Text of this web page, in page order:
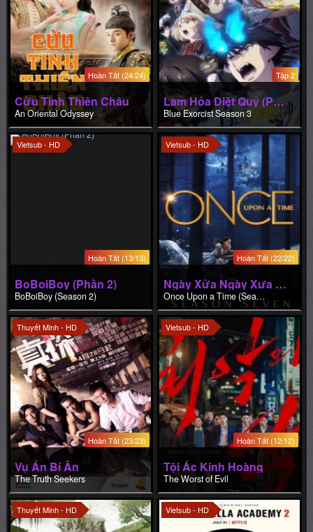
Hoàn Tất (24/24)
Cửu Tinh Thiên Châu
An Oriental Odyssey
Tập 2
Lam Hỏa Diệt Quỷ (Phần 3)
Blue Exorcist Season 3
Vietsub - HD
Hoàn Tất (13/13)
BoBoiBoy (Phần 2)
BoBoiBoy (Season 2)
Vietsub - HD
Hoàn Tất (22/22)
Ngày Xửa Ngày Xưa (Phần 7)
Once Upon a Time (Season 7)
Thuyết Minh - HD
Hoàn Tất (23/23)
Vụ Án Bí Ẩn
The Truth Seekers
Vietsub - HD
Hoàn Tất (12/12)
Tội Ác Kinh Hoàng
The Worst of Evil
Thuyết Minh - HD Vietsub - HD